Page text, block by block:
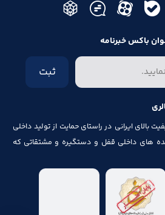
باکس خبرنامه
ثبت
ایرانی در راستای حمایت از تولید داخلی
های داخلی قفل و دستگیره و مشتقاتی که
شماره پلاک، جک آرام بند ، فنر های در ، لولا ،
و لوازم آلات مصرف شده در کابینت را به خود جلب